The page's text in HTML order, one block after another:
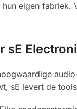
hun eigen fabriek.
sE
sE levert de